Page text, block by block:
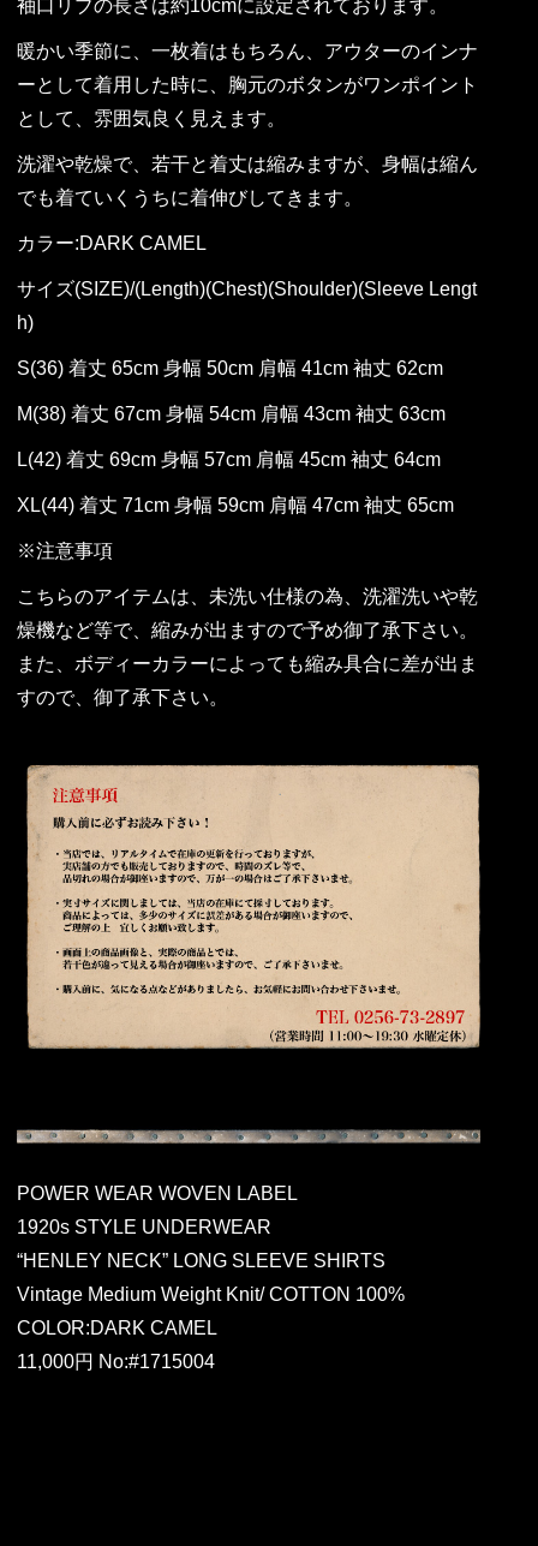
袖口リブの長さは約10cmに設定されております。
暖かい季節に、一枚着はもちろん、アウターのインナ
ーとして着用した時に、胸元のボタンがワンポイント
として、雰囲気良く見えます。
洗濯や乾燥で、若干と着丈は縮みますが、身幅は縮ん
でも着ていくうちに着伸びしてきます。
カラー:DARK CAMEL
サイズ(SIZE)/(Length)(Chest)(Shoulder)(Sleeve Lengt
h)
S(36) 着丈 65cm 身幅 50cm 肩幅 41cm 袖丈 62cm
M(38) 着丈 67cm 身幅 54cm 肩幅 43cm 袖丈 63cm
L(42) 着丈 69cm 身幅 57cm 肩幅 45cm 袖丈 64cm
XL(44) 着丈 71cm 身幅 59cm 肩幅 47cm 袖丈 65cm
※注意事項
こちらのアイテムは、未洗い仕様の為、洗濯洗いや乾
燥機など等で、縮みが出ますので予め御了承下さい。
また、ボディーカラーによっても縮み具合に差が出ま
すので、御了承下さい。
POWER WEAR WOVEN LABEL
1920s STYLE UNDERWEAR
“HENLEY NECK” LONG SLEEVE SHIRTS
Vintage Medium Weight Knit/ COTTON 100%
COLOR:DARK CAMEL
11,000円 No:#1715004